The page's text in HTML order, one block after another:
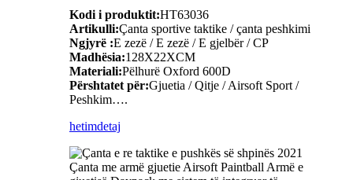
Kodi i produktit:HT63036
Artikulli:Çanta sportive taktike / çanta peshkimi
Ngjyrë :E zezë / E zezë / E gjelbër / CP
Madhësia:128X22XCM
Materiali:Pëlhurë Oxford 600D
Përshtatet për:Gjuetia / Qitje / Airsoft Sport /
Peshkim….
hetimdetaj